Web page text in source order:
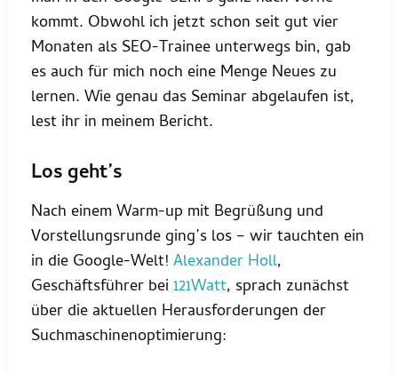
kommt. Obwohl ich jetzt schon seit gut vier
Monaten als SEO-Trainee unterwegs bin, gab
es auch für mich noch eine Menge Neues zu
lernen. Wie genau das Seminar abgelaufen ist,
lest ihr in meinem Bericht.
Los geht’s
Nach einem Warm-up mit Begrüßung und
Vorstellungsrunde ging’s los – wir tauchten ein
in die Google-Welt! Alexander Holl,
Geschäftsführer bei 121Watt, sprach zunächst
über die aktuellen Herausforderungen der
Suchmaschinenoptimierung: